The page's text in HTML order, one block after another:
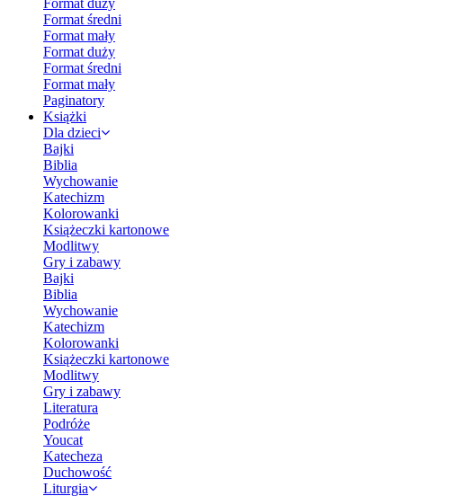
Format duży
Format średni
Format mały
Format duży
Format średni
Format mały
Paginatory
Książki
Dla dzieci
Bajki
Biblia
Wychowanie
Katechizm
Kolorowanki
Książeczki kartonowe
Modlitwy
Gry i zabawy
Bajki
Biblia
Wychowanie
Katechizm
Kolorowanki
Książeczki kartonowe
Modlitwy
Gry i zabawy
Literatura
Podróże
Youcat
Katecheza
Duchowość
Liturgia